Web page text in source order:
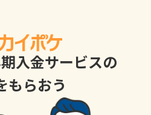
入金サービスの
もらおう